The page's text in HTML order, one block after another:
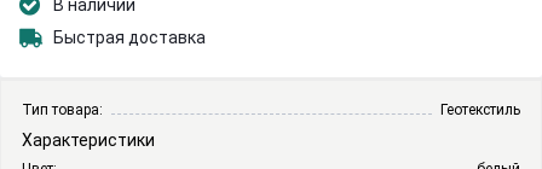
В наличии
Быстрая доставка
Тип товара: Геотекстиль
Характеристики